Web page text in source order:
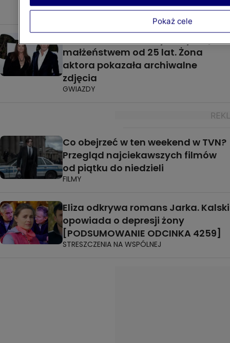
NA WSPÓLNEJ
małżeństwem od 25 lat. Żona
aktora pokazała archiwalne
zdjęcia
GWIAZDY
Co obejrzeć w ten weekend w TVN?
Przegląd najciekawszych filmów
od piątku do niedzieli
FILMY
Eliza odkrywa romans Jarka. Kalski
opowiada o depresji żony
[PODSUMOWANIE ODCINKA 4259]
STRESZCZENIA NA WSPÓLNEJ
Pokaż cele